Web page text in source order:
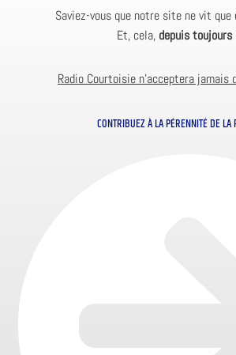
Saviez-vous que notre site ne vit que
Et, cela, depuis toujours
Radio Courtoisie n’acceptera jamais
CONTRIBUEZ À LA PÉRENNITÉ DE LA